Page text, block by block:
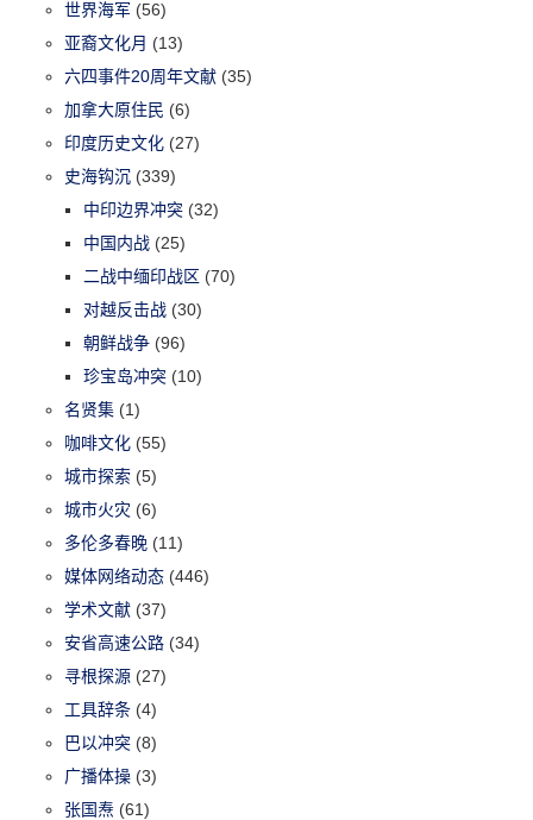
世界海军 (56)
亚裔文化月 (13)
六四事件20周年文献 (35)
加拿大原住民 (6)
印度历史文化 (27)
史海钩沉 (339)
中印边界冲突 (32)
中国内战 (25)
二战中缅印战区 (70)
对越反击战 (30)
朝鲜战争 (96)
珍宝岛冲突 (10)
名贤集 (1)
咖啡文化 (55)
城市探索 (5)
城市火灾 (6)
多伦多春晚 (11)
媒体网络动态 (446)
学术文献 (37)
安省高速公路 (34)
寻根探源 (27)
工具辞条 (4)
巴以冲突 (8)
广播体操 (3)
张国焘 (61)